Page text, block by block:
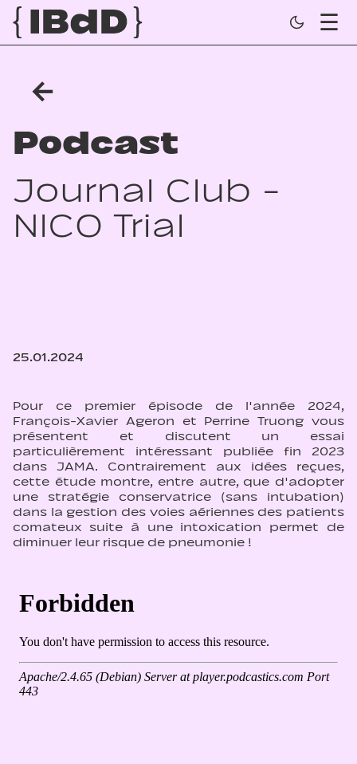
←
Podcast
Journal Club -
NICO Trial
25.01.2024
Pour ce premier épisode de l'année 2024,
François-Xavier Ageron et Perrine Truong vous
présentent et discutent un essai
particulièrement intéressant publiée fin 2023
dans JAMA. Contrairement aux idées reçues,
cette étude montre, entre autre, que d'adopter
une stratégie conservatrice (sans intubation)
dans la gestion des voies aériennes des patients
comateux suite à une intoxication permet de
diminuer leur risque de pneumonie !